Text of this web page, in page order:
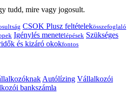
tudd, mire vagy jogosult.
CSOK Plusz feltételekösszefoglaló
Igénylés menetelépések Szükséges
és kizáró okokfontos
Autólízing Vállalkozói
bankszámla